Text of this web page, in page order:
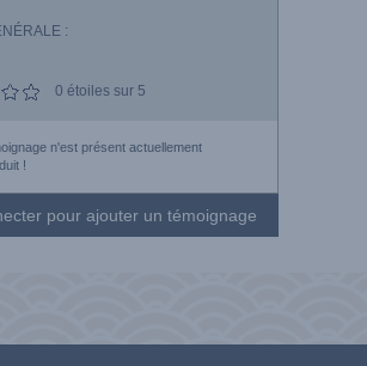
:
0 étoiles sur 5
n'est présent actuellement
!
pour ajouter un témoignage